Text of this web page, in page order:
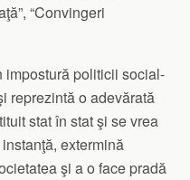
“Convingeri
impostură politicii social-
reprezintă o adevărată
stat în stat şi se vrea
extermină
şi a o face pradă